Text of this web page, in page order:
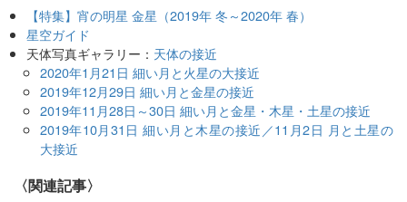
【特集】宵の明星 金星（2019年 冬～2020年 春）
星空ガイド
天体写真ギャラリー： 天体の接近
2020年1月21日 細い月と火星の大接近
2019年12月29日 細い月と金星の接近
2019年11月28日～30日 細い月と金星・木星・土星の接近
2019年10月31日 細い月と木星の接近／11月2日 月と土星の
大接近
関連記事